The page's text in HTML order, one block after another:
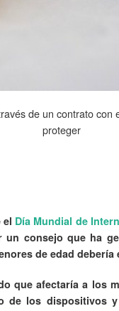
de un contrato con
proteger
el Día Mundial de
consejo que ha
de edad
que afectaría a los
de los dispositivos